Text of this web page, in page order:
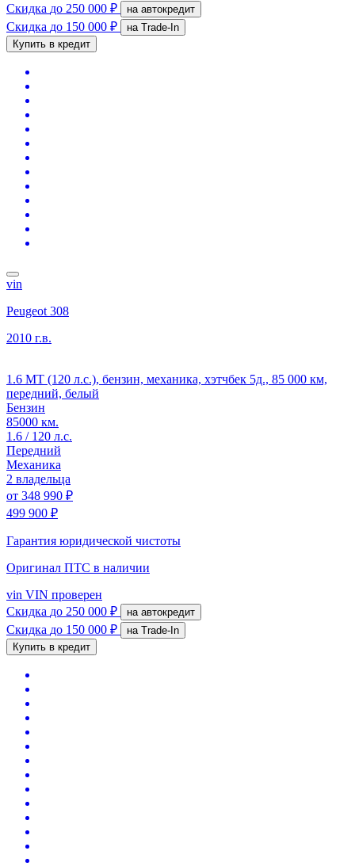
Скидка до 250 000 ₽ на автокредит
Скидка до 150 000 ₽
на Trade-In
Купить в кредит
vin
Peugeot 308
2010 г.в.
1.6 MT (120 л.с.), бензин, механика, хэтчбек 5д., 85 000 км,
передний, белый
Бензин
85000 км.
1.6 / 120 л.с.
Передний
Механика
2 владельца
от 348 990 ₽
499 900 ₽
Гарантия юридической чистоты
Оригинал ПТС в наличии
vin VIN проверен
Скидка до 250 000 ₽ на автокредит
Скидка до 150 000 ₽
на Trade-In
Купить в кредит